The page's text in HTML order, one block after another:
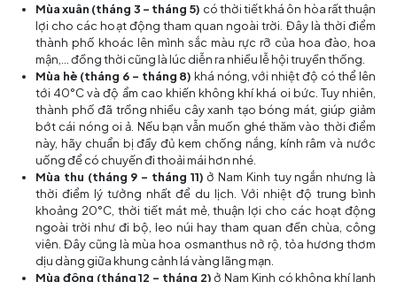
Mùa xuân (tháng 3 – tháng 5) có thời tiết khá ôn hòa rất thuận
lợi cho các hoạt động tham quan ngoài trời. Đây là thời điểm
thành phố khoác lên mình sắc màu rực rỡ của hoa đào, hoa
mận,... đồng thời cũng là lúc diễn ra nhiều lễ hội truyền thống.
Mùa hè (tháng 6 – tháng 8) khá nóng, với nhiệt độ có thể lên
tới 40°C và độ ẩm cao khiến không khí khá oi bức. Tuy nhiên,
thành phố đã trồng nhiều cây xanh tạo bóng mát, giúp giảm
bớt cái nóng oi ả. Nếu bạn vẫn muốn ghé thăm vào thời điểm
này, hãy chuẩn bị đầy đủ kem chống nắng, kính râm và nước
uống để có chuyến đi thoải mái hơn nhé.
Mùa thu (tháng 9 – tháng 11) ở Nam Kinh tuy ngắn nhưng là
thời điểm lý tưởng nhất để du lịch. Với nhiệt độ trung bình
khoảng 20°C, thời tiết mát mẻ, thuận lợi cho các hoạt động
ngoài trời như đi bộ, leo núi hay tham quan đền chùa, công
viên. Đây cũng là mùa hoa osmanthus nở rộ, tỏa hương thơm
dịu dàng giữa khung cảnh lá vàng lãng mạn.
Mùa đông (tháng 12 – tháng 2)ở Nam Kinh có không khí lạnh